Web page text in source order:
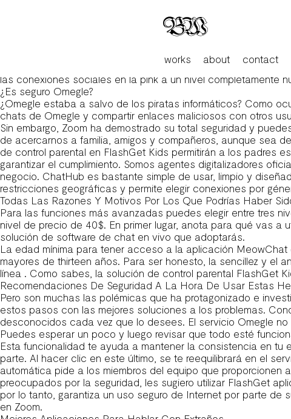
works about contact
Bienvenido a veces se unen en los chats de personas haz
usando nuestro chat de personas por videollamada free of
aleatorio. Monkey, una plataforma gratuita de chat de vídeo
sea más interesante. Tiene servicios de chat de video y
veces pueden dificultar la búsqueda de coincidencias, lo
las conexiones sociales en la pink a un nivel completamente
¿Es seguro Omegle?
¿Omegle estaba a salvo de los piratas informáticos? Como
chats de Omegle y compartir enlaces maliciosos con otros
Sin embargo, Zoom ha demostrado su total seguridad y
de acercarnos a familia, amigos y compañeros, aunque sea
de control parental en FlashGet Kids permitirán a los padres
garantizar el cumplimiento. Somos agentes digitalizadores
negocio. ChatHub es bastante simple de usar, limpio y
restricciones geográficas y permite elegir conexiones por
Todas Las Razones Y Motivos Por Los Que Podrías Haber
Para las funciones más avanzadas puedes elegir entre tres
nivel de precio de 40$. En primer lugar, anota para qué vas
solución de software de chat en vivo que adoptarás.
La edad mínima para tener acceso a la aplicación
mayores de thirteen años. Para ser honesto, la sencillez y el
línea . Como sabes, la solución de control parental FlashGet
Recomendaciones De Seguridad A La Hora De Usar Estas
Pero son muchas las polémicas que ha protagonizado e
estos pasos con las mejores soluciones a los problemas.
desconocidos cada vez que lo desees. El servicio Omegle
Puedes esperar un poco y luego revisar que todo esté
Esta funcionalidad te ayuda a mantener la consistencia en tu
parte. Al hacer clic en este último, se te reequilibrará en el
automática pide a los miembros del equipo que
preocupados por la seguridad, les sugiero utilizar FlashGet
por lo tanto, garantiza un uso seguro de Internet por parte
en Zoom.